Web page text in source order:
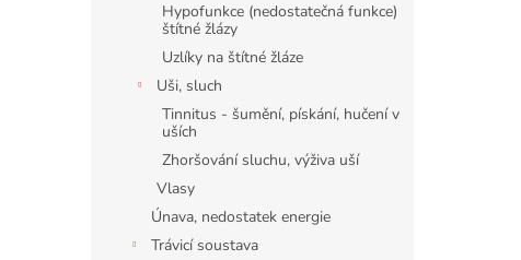
Hypofunkce (nedostatečná funkce)
štítné žlázy
Uzlíky na štítné žláze
Uši, sluch
Tinnitus - šumění, pískání, hučení v
uších
Zhoršování sluchu, výživa uší
Vlasy
Únava, nedostatek energie
Trávicí soustava